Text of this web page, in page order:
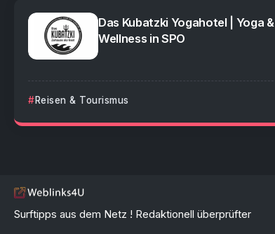
Das Kubatzki Yogahotel | Yoga &
Wellness in SPO
Reisen & Tourismus
Surftipps aus dem Netz ! Redaktionell überprüfter